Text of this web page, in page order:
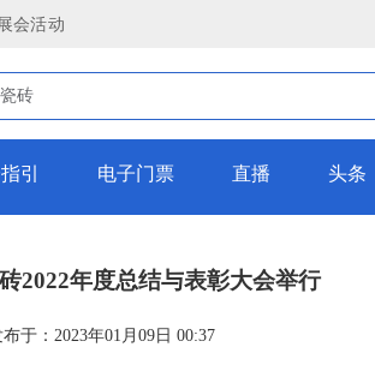
展会活动
引 电子门票 直播 头条
2022年度总结与表彰大会举行
布于：2023年01月09日 00:37